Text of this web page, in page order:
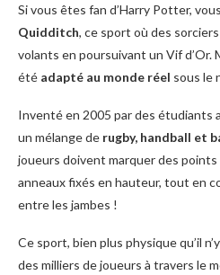
Si vous êtes fan d’Harry Potter,
Quidditch, ce sport où des
volants en poursuivant un Vif d’Or.
été adapté au monde réel sous le
Inventé en 2005 par des étudiants
un mélange de rugby, handball et
joueurs doivent marquer des points
anneaux fixés en hauteur, tout en
entre les jambes !
Ce sport, bien plus physique qu’il
des milliers de joueurs à travers le